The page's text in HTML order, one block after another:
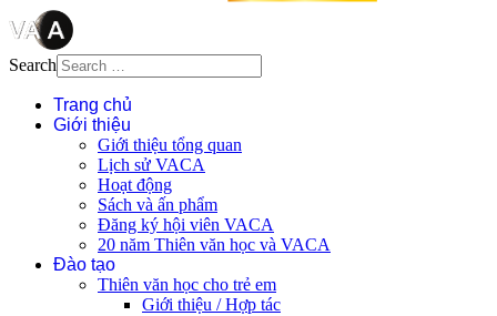
Search
Trang chủ
Giới thiệu
Giới thiệu tổng quan
Lịch sử VACA
Hoạt động
Sách và ấn phẩm
Đăng ký hội viên VACA
20 năm Thiên văn học và VACA
Đào tạo
Thiên văn học cho trẻ em
Giới thiệu / Hợp tác